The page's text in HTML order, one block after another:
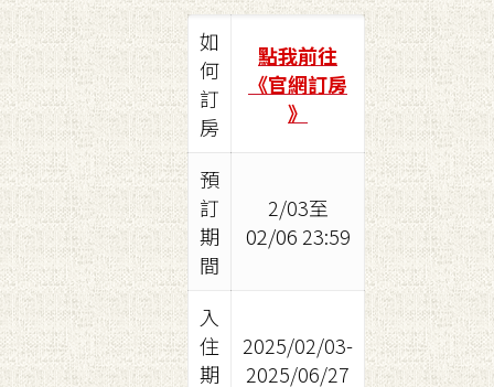
如
何
訂
房
點我前往
《官網訂房
》
預
訂
期
間
2/03至
02/06 23:59
入
住
期
2025/02/03-
2025/06/27